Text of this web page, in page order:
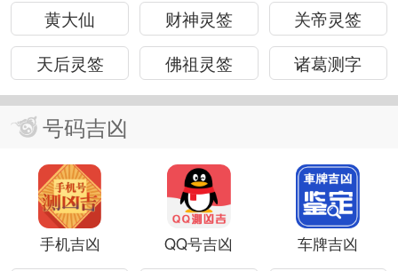
黄大仙 财神灵签
关帝灵签
天后灵签
佛祖灵签 诸葛测字
号码吉凶
手机吉凶 QQ号吉凶 车牌吉凶